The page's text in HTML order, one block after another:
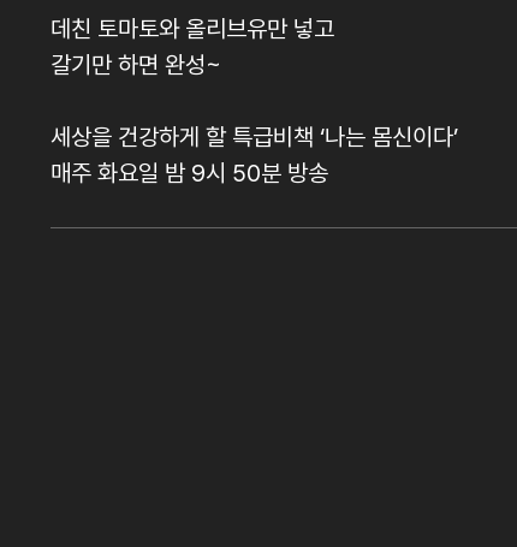
데친 토마토와 올리브유만 넣고
갈기만 하면 완성~
세상을 건강하게 할 특급비책 ‘나는 몸신이다’
매주 화요일 밤 9시 50분 방송